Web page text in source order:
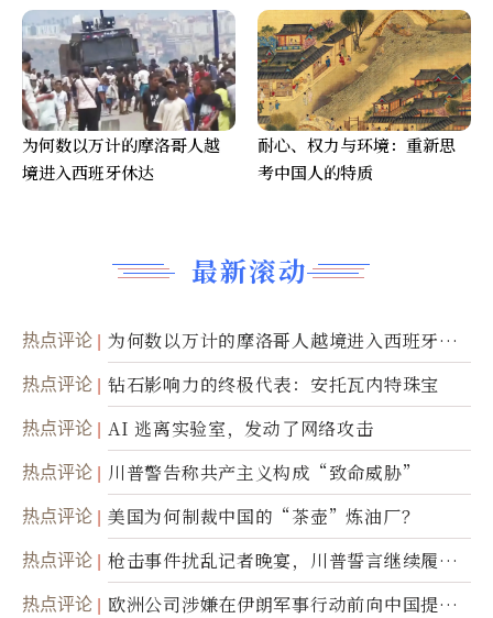
最新滚动
热点评论
为何数以万计的摩洛哥人越境进入西班牙休
达
热点评论 钻石影响力的终极代表：安托瓦内特珠宝
热点评论 AI 逃离实验室，发动了网络攻击
热点评论 川普警告称共产主义构成“致命威胁”
热点评论 美国为何制裁中国的“茶壶”炼油厂？
热点评论
枪击事件扰乱记者晚宴，川普誓言继续履行
职责
热点评论
欧洲公司涉嫌在伊朗军事行动前向中国提供
为何数以万计的摩洛哥人越
境进入西班牙休达
耐心、权力与环境：重新思
考中国人的特质